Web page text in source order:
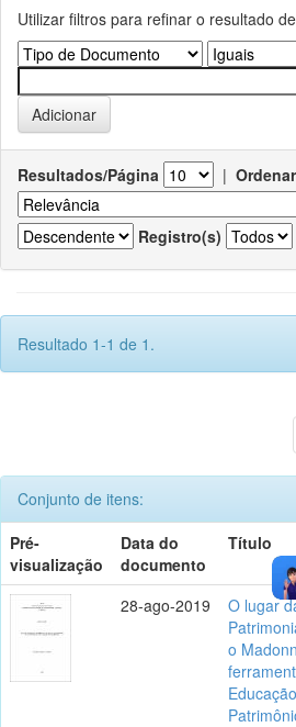
Utilizar filtros para refinar o resultado
Resultados/Página |
Registro(s)
Resultado 1-1 de 1.
Conjunto de itens:
Pré-
visualização
Data do
documento
Título
28-ago-2019
O lugar
o